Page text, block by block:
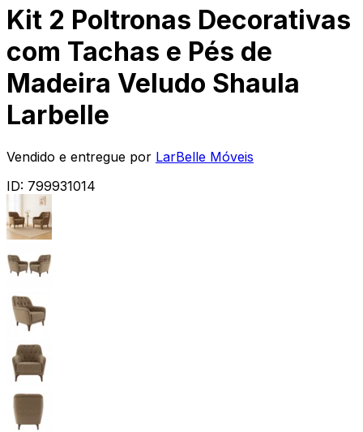
Kit 2 Poltronas Decorativas
com Tachas e Pés de
Madeira Veludo Shaula
Larbelle
Vendido e entregue por LarBelle Móveis
ID: 799931014